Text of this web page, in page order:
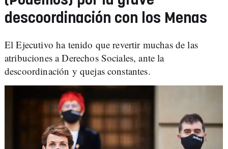
descoordinación con los Menas
El Ejecutivo ha tenido que revertir muchas de las
atribuciones a Derechos Sociales, ante la
descoordinación y quejas constantes.